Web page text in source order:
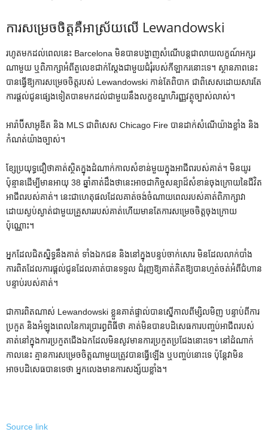
ការសម្រេចចិត្តគឺអាស្រ័យលើ Lewandowski
រហូតមកដល់ពេលនេះ Barcelona មិនបានបង្ហាញសំណើបន្តជាលាយលក្ខណ៍អក្សរ
ណាមួយ ឬពិភាក្សាអំពីតួលេខជាក់ស្តែងជាមួយជំរុំរបស់កីឡាករនោះទេ។ ស្ថានភាពនេះ
បានធ្វើឱ្យការសម្រេចចិត្តរបស់ Lewandowski កាន់តែពិបាក ជាពិសេសដោយសារតែ
ការផ្តល់ជូនផ្សេងទៀតបានមកដល់ជាមួយនឹងលក្ខខណ្ឌហិរញ្ញវត្ថុច្បាស់លាស់។
អារ៉ាប៊ីសាអូឌីត និង MLS ជាពិសេស Chicago Fire បានដាក់សំណើយ៉ាងខ្លាំង និង
កំណត់យ៉ាងច្បាស់។
ខ្សែប្រយុទ្ធជឿថាគាត់ស្ថិតក្នុងដំណាក់កាលសំខាន់មួយក្នុងអាជីពរបស់គាត់។ មិនយូរ
ប៉ុន្មានដើម្បីមានអាយុ 38 ឆ្នាំគាត់ដឹងថានេះអាចជាកិច្ចសន្យាដ៏សំខាន់ចុងក្រោយនៃជីវិត
អាជីពរបស់គាត់។ នេះជាហេតុផលដែលគាត់ចង់ចំណាយពេលរបស់គាត់ពិភាក្សាវា
ដោយស្ងប់ស្ងាត់ជាមួយគ្រួសាររបស់គាត់ហើយមានតែការសម្រេចចិត្តចុងក្រោយ
ប៉ុណ្ណោះ។
អ្នកដែលជិតស្និទ្ធនឹងគាត់ ទាំងឯកជន និងនៅក្នុងបន្ទប់ចាក់សោរ មិនដែលលាក់បាំង
ការពិតដែលការផ្តល់ជូនដែលគាត់បានទទួល ជំរុញឱ្យគាត់គិតឱ្យបានហ្មត់ចត់អំពីជំហាន
បន្ទាប់របស់គាត់។
ជាការពិតណាស់ Lewandowski ខ្លួនគាត់ផ្ទាល់បានស្នើកាលពីម្សិលមិញ បន្ទាប់ពីការ
ប្រកួត និងអំឡុងពេលនៃការប្រារព្ធពិធីថា គាត់មិនបានបដិសេធការបញ្ចប់អាជីពរបស់
គាត់នៅក្នុងការប្រកួតជើងឯកដែលមិនសូវមានការប្រកួតប្រជែងនោះទេ។ នៅដំណាក់
កាលនេះ គ្មានការសម្រេចចិត្តណាមួយត្រូវបានធ្វើឡើង ឬបញ្ចប់នោះទេ ប៉ុន្តែវាមិន
អាចបដិសេធបានទេថា អ្នកលេងមានការសង្ស័យខ្លាំង។
Source link